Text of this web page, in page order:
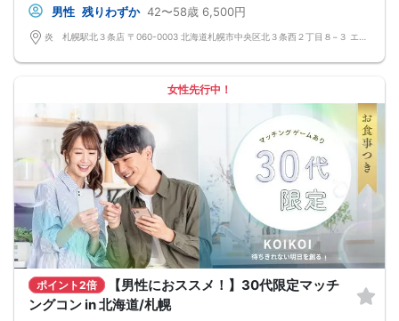
最大人数・最少人数について
◆最少開催人数 男性2名・女性2名になります。
◆最大募集人数 男性10名・女性10名になります。
※但し、企画により変動する場合がございます。
集まり方は運営側も予測できない部分はございます。
素が大きいです。
結局は、運次第のところはございます。
◆最少催行人数に満たない場合 開催前日23時までに最少催行人数に届かなかった
場合は開催中止とさせていただきます。
また天候や状況などにより中止されることがございます。
◆中止判断タイミングは開始前日の23時となりますが、申込者の直前のキャンセ
ルにより、直前でも中止になる場合もございます。
中止時も交通費など保証はございません。
◆ご予約の操作と同時に上述の注意事項に同意したものと致します。
コース料理
メニュー変更になる可能性ございます。
◆紅白えびせん
◆生つくね塩ちゃんこ鍋
◆自家製鍋つくね、讃岐うどん
◆大根サラダ
男性 残りわずか 42〜58歳 6,500円
女性先行中！
ポイント2倍
【男性におススメ！】30代限定マッチ
ングコン in 北海道/札幌